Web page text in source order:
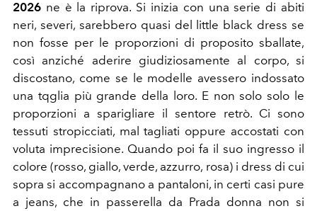
2026 ne è la riprova. Si inizia con una serie di abiti
neri, severi, sarebbero quasi del little black dress se
non fosse per le proporzioni di proposito sballate,
così anziché aderire giudiziosamente al corpo, si
discostano, come se le modelle avessero indossato
una tqglia più grande della loro. E non solo solo le
proporzioni a sparigliare il sentore retrò. Ci sono
tessuti stropicciati, mal tagliati oppure accostati con
voluta imprecisione. Quando poi fa il suo ingresso il
colore (rosso, giallo, verde, azzurro, rosa) i dress di cui
sopra si accompagnano a pantaloni, in certi casi pure
a jeans, che in passerella da Prada donna non si